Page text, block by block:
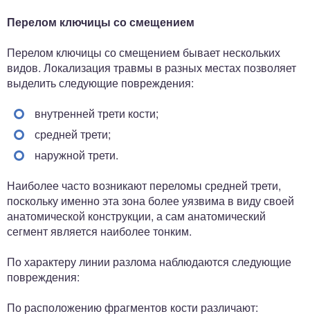
Перелом ключицы со смещением
Перелом ключицы со смещением бывает нескольких
видов. Локализация травмы в разных местах позволяет
выделить следующие повреждения:
внутренней трети кости;
средней трети;
наружной трети.
Наиболее часто возникают переломы средней трети,
поскольку именно эта зона более уязвима в виду своей
анатомической конструкции, а сам анатомический
сегмент является наиболее тонким.
По характеру линии разлома наблюдаются следующие
повреждения:
По расположению фрагментов кости различают: